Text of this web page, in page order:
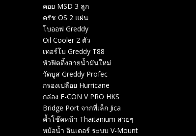
คอย MSD 3 ลูก
ครัช OS 2 แผ่น
โบออฟ Greddy
Oil Cooler 2 ตัว
เทอร์โบ Greddy T88
หัวฟิตติ้งสายน้ำมันใหม่
วัดบูส Greddy Profec
กรองเปลือย Hurricane
กล่อง F-CON V PRO HKS
Bridge Port จากพี่เล็ก Jica
ค้ำโช๊คหน้า Thaitanium สวยๆ
หม้อน้ำ อินเตอร์ ระบบ V-Mount